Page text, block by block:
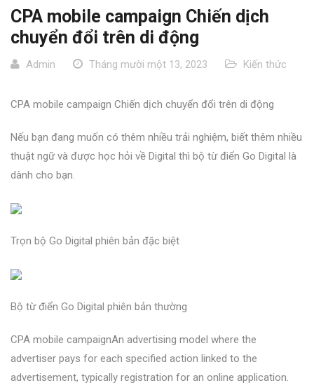
CPA mobile campaign Chiến dịch
chuyển đổi trên di động
Admin Tháng mười một 13, 2023 Kiến thức
CPA mobile campaign Chiến dịch chuyển đổi trên di động
Nếu bạn đang muốn có thêm nhiều trải nghiệm, biết thêm nhiều
thuật ngữ và được học hỏi về Digital thì bộ từ điển Go Digital là
dành cho bạn.
Trọn bộ Go Digital phiên bản đặc biệt
Bộ từ điển Go Digital phiên bản thường
CPA mobile campaignAn advertising model where the
advertiser pays for each specified action linked to the
advertisement, typically registration for an online application.